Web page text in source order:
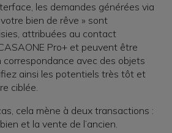
les demandes générées via
votre bien de rêve » sont
attribuées au contact
Pro+ et peuvent être
avec des objets
ainsi les potentiels très tôt et
ciblée.
cela mène à deux transactions :
et la vente de l’ancien.